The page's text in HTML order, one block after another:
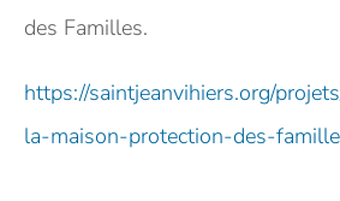
des Familles.
https://saintjeanvihiers.org/
la-maison-protection-des-